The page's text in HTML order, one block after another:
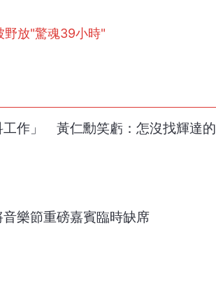
野放"驚魂39小時"
工作」 黃仁勳笑虧：怎沒找輝達的
樂節重磅嘉賓臨時缺席